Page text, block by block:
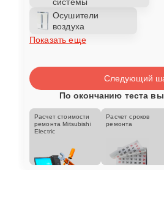
Осушители
воздуха
Показать еще
Следующий
По окончанию теста
Расчет стоимости
ремонта Mitsubishi
Electric
Расчет сроков
ремонта